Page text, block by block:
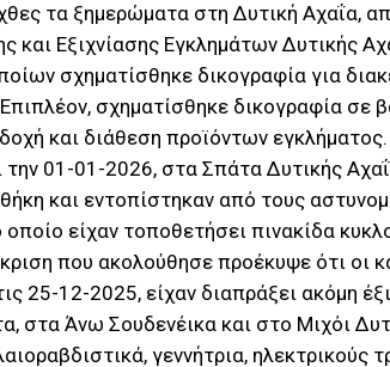
τα ξημερώματα στη Δυτική Αχαΐα,
και Εξιχνίασης Εγκλημάτων Δυτικής
σχηματίσθηκε δικογραφία για
σχηματίσθηκε δικογραφία σε
και διάθεση προϊόντων εγκλήματος.
την 01-01-2026, στα Σπάτα Δυτικής
και εντοπίστηκαν από τους
οποίο είχαν τοποθετήσει πινακίδα
που ακολούθησε προέκυψε ότι οι
25-12-2025, είχαν διαπράξει ακόμη
στα Άνω Σουδενέικα και στο Μιχόι
γεννήτρια, ηλεκτρικούς